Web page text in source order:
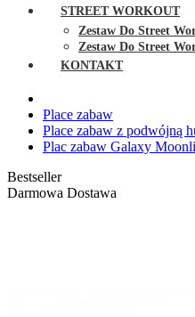
STREET WORKOUT
Zestaw Do Street
Zestaw Do Street
KONTAKT
Place zabaw
Place zabaw z podwójną
Plac zabaw Galaxy
Bestseller
Darmowa Dostawa